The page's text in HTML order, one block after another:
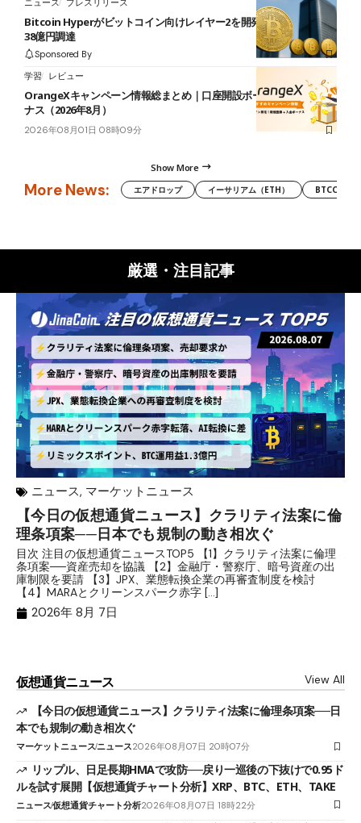
ニュース プレスリリース
Bitcoin Hyperがビットコイン向けレイヤー2を開発、プレセールで
38億円調達
Sponsored By
学習
レビュー
OrangeXキャンペーン情報総まとめ｜口座開設ボーナス+入金ボー
ナス（2026年8月）
2026年08月01日 08時09分
Show More
More News: エアドロップ イーサリアム（ETH） BTCC
厳選・注目記事
ニュース, マーケットニュース
【今日の仮想通貨ニュース】クラリティ法案に倫
理条項案──日本でも規制の動き相次ぐ
目次 注目の仮想通貨ニュースTOP5 【1】クラリティ法案に倫理
条項案──資産売却を協議 【2】金融庁・警察庁、暗号資産の出
庫制限を要請 【3】JPX、業態転換企業の再審査制度を検討
【4】MARAとクリーンスパーク赤字 […]
2026年 8月 7日
仮想通貨ニュース View All
【今日の仮想通貨ニュース】クラリティ法案に倫理条項案──日
本でも規制の動き相次ぐ
マーケットニュースニュース2026年08月07日 20時07分
リップル、日足長期HMAで攻防──戻り一巡後の下抜けで0.95ド
ルを試す展開【仮想通貨チャート分析】XRP、BTC、ETH、TAKE
ニュース仮想通貨チャート分析2026年08月07日 18時22分